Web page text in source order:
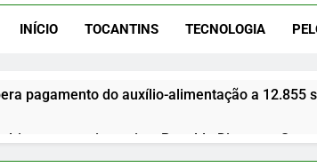
E Uma
INÍCIO TOCANTINS TECNOLOGIA
pagamento do auxílio-alimentação a 12.855
anuncia apoio a Ronaldo Dimas ao